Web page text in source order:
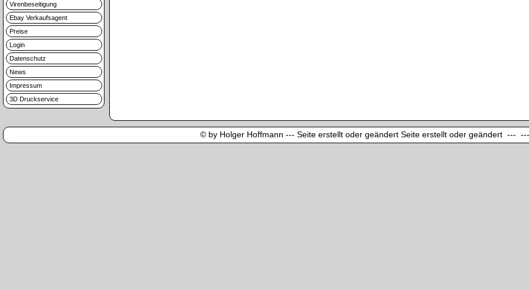
Virenbeseitigung
Ebay Verkaufsagent
Preise
Login
Datenschutz
News
Impressum
3D Druckservice
© by Holger Hoffmann --- Seite erstellt oder geändert Seite erstellt oder geändert ---